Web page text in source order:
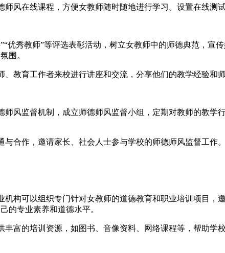
风在线课程，方便女教师随时随地进行学习。设置在线测
优秀教师”等评选表彰活动，树立女教师中的师德典范，
围。
教育工作者来校进行讲座和交流，分享他们的教学经验和
师风监督机制，成立师德师风监督小组，定期对教师的教
合作，邀请家长、社会人士参与学校的师德师风监督工
机构可以组织专门针对女教师的道德教育和职业培训项目
的专业素养和道德水平。
丰富的培训资源，如图书、音像资料、网络课程等，帮助